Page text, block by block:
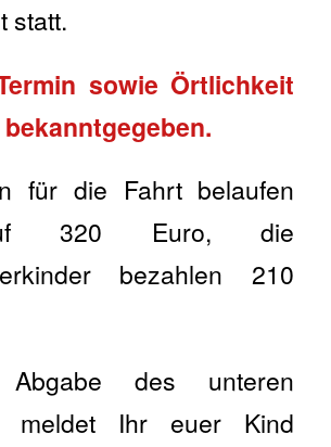
statt.
sowie Örtlichkeit
für die Fahrt belaufen
320 Euro, die
bezahlen 210
des unteren
meldet Ihr euer Kind